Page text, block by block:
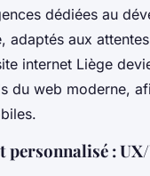
dédiées au
adaptés aux
internet Liège
du web moderne,
personnalisé :